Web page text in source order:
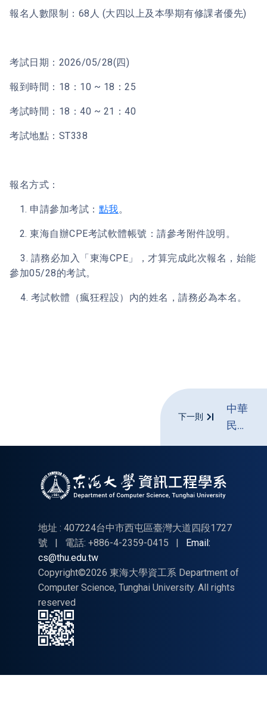
報名人數限制：68人 (大四以上及本學期有修課者優先)
考試日期：2026/05/28(四)
報到時間：18：10 ~ 18：25
考試時間：18：40 ~ 21：40
考試地點：ST338
報名方式：
1. 申請參加考試： 點我。
2. 東海自辦CPE考試軟體帳號：請參考附件說明。
3. 請務必加入「東海CPE」，才算完成此次報名，始能
參加05/28的考試。
4. 考試軟體（瘋狂程設）內的姓名，請務必為本名。
下一則
中華
民國
表
獎」
選拔
地址 : 407224台中市西屯區臺灣大道四段1727
號
| 電話: +886-4-2359-0415 |
Email:
cs@thu.edu.tw
Copyright©2026 東海大學資工系 Department of
Computer Science, Tunghai University. All rights
reserved